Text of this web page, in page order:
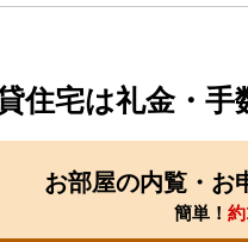
住宅は礼金・
お部屋の内覧・お
簡単！